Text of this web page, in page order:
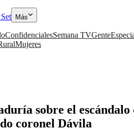
Más
ConfidencialesSemana TVGente
Mujeres
sobre el
coronel Dávila